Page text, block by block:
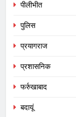
पीलीभीत
पुलिस
प्रयागराज
प्रशासनिक
फर्रुखाबाद
बदायूं